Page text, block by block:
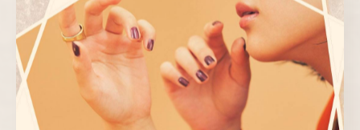
< 前のページ 次のページ >
カテゴリー CATEGORIES